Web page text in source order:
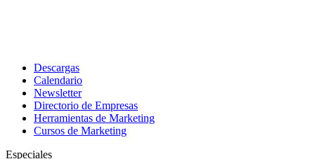
Descargas
Calendario
Newsletter
Directorio de Empresas
Herramientas de Marketing
Cursos de Marketing
Especiales